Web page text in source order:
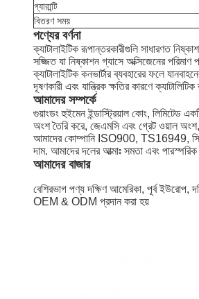
গ্যারান্টি
বিতরণ সময়
পণ্যের বর্ণনা
ক্যাটালাইটিক রূপান্তরকারীগুলি সাধারণত
সজ্জিত যা নিষ্কাশন গ্যাসে অক্সিজেনের
ক্যাটালাইটিক কনভার্টার ব্যবহারের ফলে
দূষণকারী এবং যান্ত্রিক ক্ষতির কারণে
আমাদের সম্পর্কে
গুয়াংডং হুইমেন ইন্ডাস্ট্রিয়াল কোং, লিমিটেড
অংশ তৈরি করে, জেএমসি এবং গ্রেট ওয়াল
আমাদের কোম্পানি ISO900, TS16949, সিই,
দাম. আমাদের দলের আত্মাঃ সমতা এবং পারস্পরিক
আমাদের বাজার
বেশিরভাগ পণ্য দক্ষিণ আমেরিকা, পূর্ব ইউরোপ,
OEM & ODM প্রদান করা হয়